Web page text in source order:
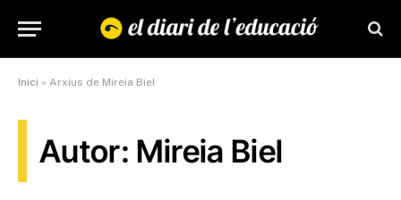
Inici » Arxius de Mireia Biel
Autor: Mireia Biel